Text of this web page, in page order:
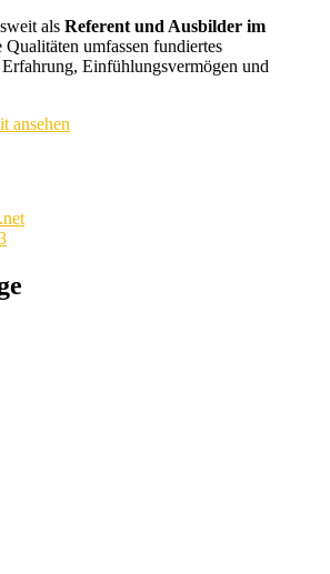
als Referent und Ausbilder im
Qualitäten umfassen fundiertes
Einfühlungsvermögen und
ansehen